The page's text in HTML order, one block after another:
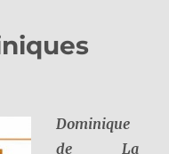
Dominique
de La